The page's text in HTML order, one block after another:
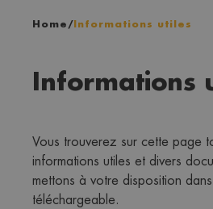
Home /Informations utiles
Informations
Vous trouverez sur cette page
informations utiles et divers
mettons à votre disposition
téléchargeable.